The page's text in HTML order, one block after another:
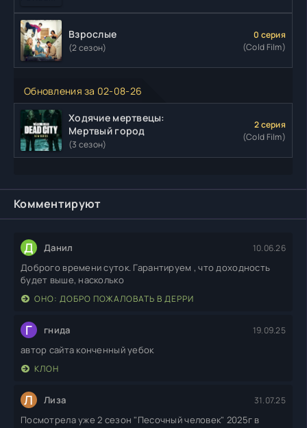
Взрослые
(2 сезон)
0 серия
(Cold Film)
Обновления за 02-08-26
Ходячие мертвецы:
Мертвый город
(3 сезон)
2 серия
(Cold Film)
Комментируют
Д Данил 10.06.26
Доброго времени суток. Гарантируем , что доходность
будет выше, насколько
ОНО: ДОБРО ПОЖАЛОВАТЬ В ДЕРРИ
Г гнида 19.09.25
автор сайта конченный уебок
КЛОН
Л Лиза 31.07.25
Посмотрела уже 2 сезон "Песочный человек" 2025г в